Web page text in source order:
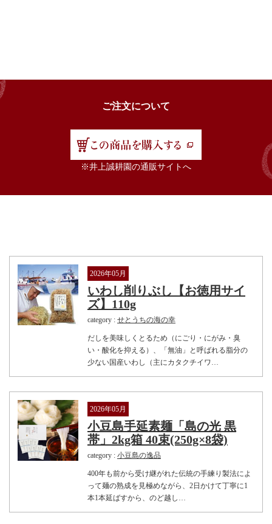
ご注文について
※井上誠耕園の通販サイトへ
2026年05月
いわし削りぶし【お徳用サイ
ズ】110g
category : せとうちの海の幸
だしを美味しくとるため（にごり・にがみ・臭
い・酸化を抑える）、「無油」と呼ばれる脂分の
少ない国産いわし（主にカタクチイワ…
2026年05月
小豆島手延素麺「島の光 黒
帯」2kg箱 40束(250g×8袋)
category : 小豆島の逸品
400年も前から受け継がれた伝統の手練り製法によ
って麺の熟成を見極めながら、2日かけて丁寧に1
本1本延ばすから、のど越し…